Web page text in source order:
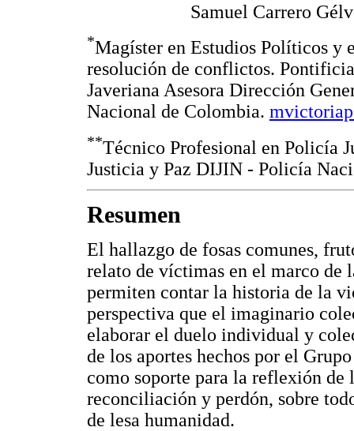
Samuel Carrero
*Magíster en Estudios Políticos y
resolución de conflictos.
Javeriana Asesora Dirección
Nacional de Colombia.
**Técnico Profesional en Policía
Justicia y Paz DIJIN - Policía
Resumen
El hallazgo de fosas comunes,
relato de víctimas en el marco de
permiten contar la historia de la
perspectiva que el imaginario
elaborar el duelo individual y
de los aportes hechos por el
como soporte para la reflexión de
reconciliación y perdón, sobre
de lesa humanidad.